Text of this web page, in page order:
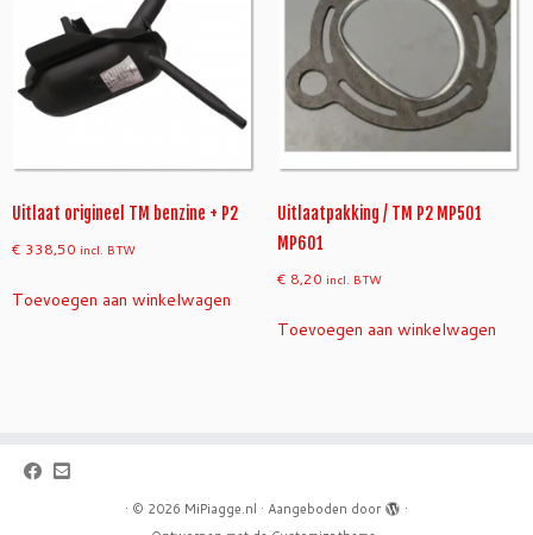
Uitlaat origineel TM benzine + P2
€ 338,50 incl. BTW
Toevoegen aan winkelwagen
Uitlaatpakking / TM P2 MP501
MP601
€ 8,20 incl. BTW
Toevoegen aan winkelwagen
· © 2026 MiPiagge.nl · Aangeboden door
·